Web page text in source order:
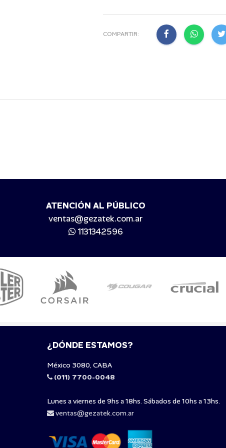
COMPARTIR:
ATENCIÓN AL PÚBLICO
ventas@gezatek.com.ar
1131342596
¿DÓNDE ESTAMOS?
México 3080, CABA
(011) 7700-0048
Lunes a viernes de 9hs a 18hs. Sábados de 10hs a 13hs.
ventas@gezatek.com.ar